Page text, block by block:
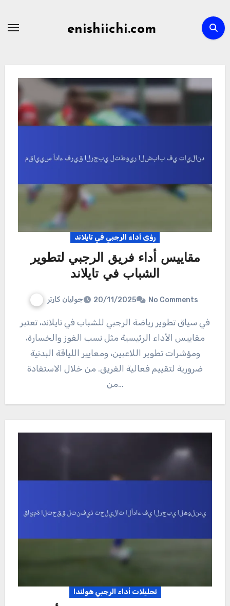
enishiichi.com
رؤى أداء الرجبي في تايلاند
مقاييس أداء فريق الرجبي لتطوير
الشباب في تايلاند
جوليان كارتر 20/11/2025 No Comments
في سياق تطوير رياضة الرجبي للشباب في تايلاند، تعتبر
مقاييس الأداء الرئيسية مثل نسب الفوز والخسارة،
ومؤشرات تطوير اللاعبين، ومعايير اللياقة البدنية
ضرورية لتقييم فعالية الفريق. من خلال الاستفادة
من…
تحليلات أداء الرجبي هولندا